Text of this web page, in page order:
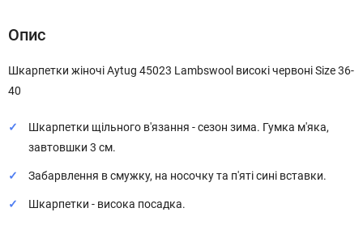
Опис
Шкарпетки жіночі Aytug 45023 Lambswool високі червоні Size 36-
40
Шкарпетки щільного в'язання - сезон зима. Гумка м'яка,
завтовшки 3 см.
Забарвлення в смужку, на носочку та п'яті сині вставки.
Шкарпетки - висока посадка.